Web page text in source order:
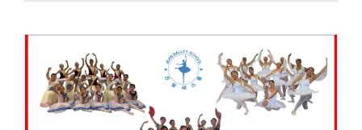
학
을
품
고
춘
다